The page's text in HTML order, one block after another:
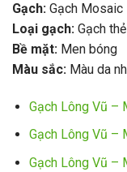
Gạch: Gạch Mosaic
Loại gạch: Gạch thẻ
Bề mặt: Men bóng
Màu sắc: Màu da
Gạch Lông Vũ –
Gạch Lông Vũ –
Gạch Lông Vũ –